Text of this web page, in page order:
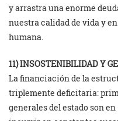
y arrastra una enorme
nuestra calidad de vida y
humana.
11) INSOSTENIBILIDAD Y
La financiación de la
triplemente deficitaria:
generales del estado son